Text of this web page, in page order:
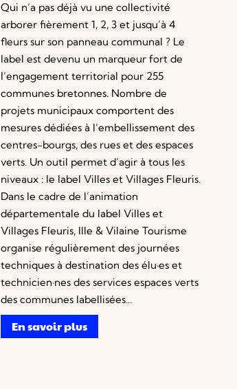
Qui n’a pas déjà vu une collectivité
arborer fièrement 1, 2, 3 et jusqu’à 4
fleurs sur son panneau communal ? Le
label est devenu un marqueur fort de
l’engagement territorial pour 255
communes bretonnes. Nombre de
projets municipaux comportent des
mesures dédiées à l’embellissement des
centres-bourgs, des rues et des espaces
verts. Un outil permet d’agir à tous les
niveaux : le label Villes et Villages Fleuris.
Dans le cadre de l’animation
départementale du label Villes et
Villages Fleuris, Ille & Vilaine Tourisme
organise régulièrement des journées
techniques à destination des élu·es et
technicien·nes des services espaces verts
des communes labellisées…
En savoir plus